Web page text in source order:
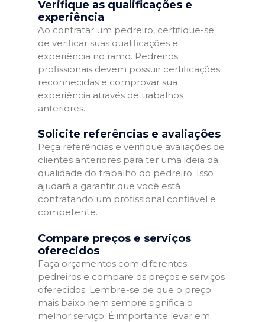
Verifique as qualificações e
experiência
Ao contratar um pedreiro, certifique-se
de verificar suas qualificações e
experiência no ramo. Pedreiros
profissionais devem possuir certificações
reconhecidas e comprovar sua
experiência através de trabalhos
anteriores.
Solicite referências e avaliações
Peça referências e verifique avaliações de
clientes anteriores para ter uma ideia da
qualidade do trabalho do pedreiro. Isso
ajudará a garantir que você está
contratando um profissional confiável e
competente.
Compare preços e serviços
oferecidos
Faça orçamentos com diferentes
pedreiros e compare os preços e serviços
oferecidos. Lembre-se de que o preço
mais baixo nem sempre significa o
melhor serviço. É importante levar em